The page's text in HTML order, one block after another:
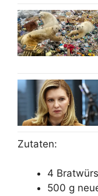
Zutaten:
4
500 g